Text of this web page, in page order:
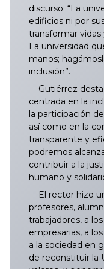
035/2025
036/2025
037/2025
038/2025
039/2025
040/2025
041/2025
042/2025
043/2025
044/2025
134/2025
135/2025
136/2025
137/2025
138/2025
139/2025
140/2025
141/2025
142/2025
143/2025
233/2025
234/2025
235/2025
236/2025
237/2025
238/2025
239/2025
240/2025
241/2025
242/2025
332/2025
333/2025
334/2025
335/2025
336/2025
337/2025
338/2025
339/2025
340/2025
341/2025
431/2025
432/2025
433/2025
434/2025
435/2025
436/2025
437/2025
438/2025
439/2025
440/2025
529/2025
530/2025
531/2025
532/2025
533/2025
534/2025
535/2025
536/2025
537/2025
538/2025
629/2025
630/2025
631/2025
632/2025
633/2025
634/2025
635/2025
636/2025
637/2025
638/2025
728/2025
729/2025
730/2025
731/2025
732/2025
733/2025
734/2025
735/2025
736/2025
737/2025
827/2025
828/2025
829/2025
830/2025
831/2025
832/2025
833/2025
834/2025
835/2025
836/2025
034/2026
035/2026
036/2026
037/2026
038/2026
039/2026
040/2026
041/2026
042/2026
043/2026
133/2026
134/2026
135/2026
136/2026
137/2026
138/2026
139/2026
140/2026
141/2026
142/2026
232/2026
233/2026
234/2026
235/2026
236/2026
237/2026
238/2026
239/2026
240/2026
241/2026
331/2026
332/2026
333/2026
334/2026
335/2026
336/2026
337/2026
338/2026
339/2026
340/2026
430/2026
431/2026
432/2026
433/2026
434/2026
435/2026
436/2026
437/2026
438/2026
439/2026
529/2026
530/2026
531/2026
532/2026
533/2026
534/2026
535/2026
536/2026
538/2026
539/2026
628/2026
629/2026
630/2026
631/2026
633/2026
632/2026
634/2026
635/2026
636/2026
637/2026
discurso: “La
edificios ni por
transformar vidas
La universidad
manos;
inclusión”.
Gutiérrez
centrada en la
la participación
así como en la
transparente y
podremos
contribuir a la
humano y
El rector hizo
profesores,
trabajadores, a
empresarias, a
a la sociedad en
de reconstituir la